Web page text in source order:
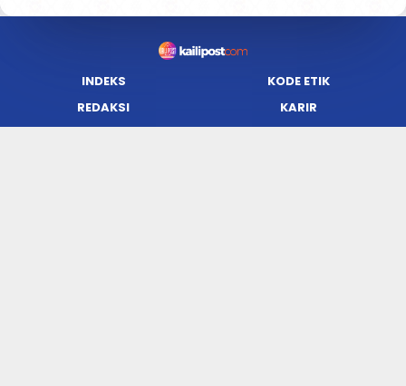
INDEKS
KODE ETIK
REDAKSI
KARIR